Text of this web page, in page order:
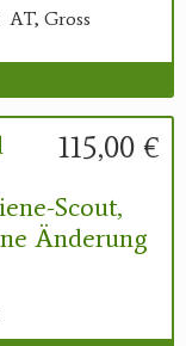
AT, Gross
115,00 €
Scout,
Änderung